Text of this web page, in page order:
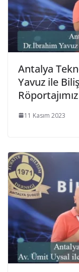
Antalya
Yavuz ile
Röportajımız
11 Kasım 2023